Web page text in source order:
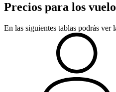
Precios para los
En las siguientes tablas podrás ver